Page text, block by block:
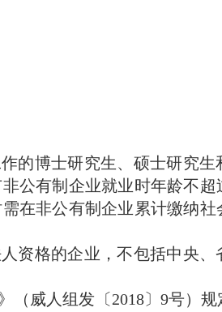
博士研究生、硕士研究生
公有制企业就业时年龄不
在非公有制企业累计缴纳
格的企业，不包括中央、
威人组发〔2018〕9号）规